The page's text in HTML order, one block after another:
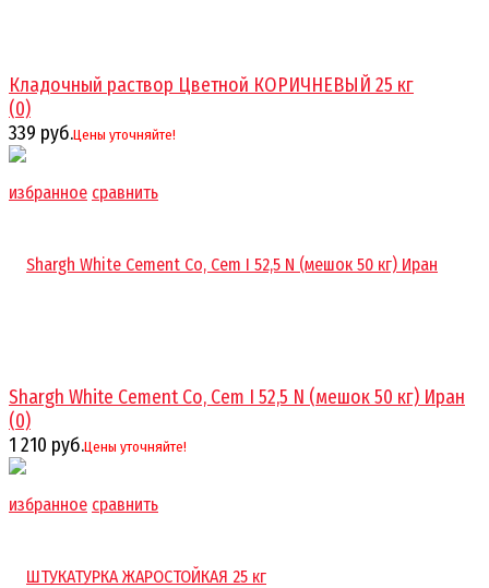
избранное сравнить
Кладочный раствор Цветной КОРИЧНЕВЫЙ 25 кг
(0)
339 руб.Цены уточняйте!
избранное сравнить
Shargh White Cement Co, Cem I 52,5 N (мешок 50 кг) Иран
(0)
1 210 руб.Цены уточняйте!